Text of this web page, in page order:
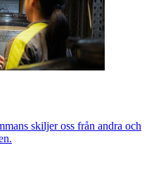
skiljer oss från andra och